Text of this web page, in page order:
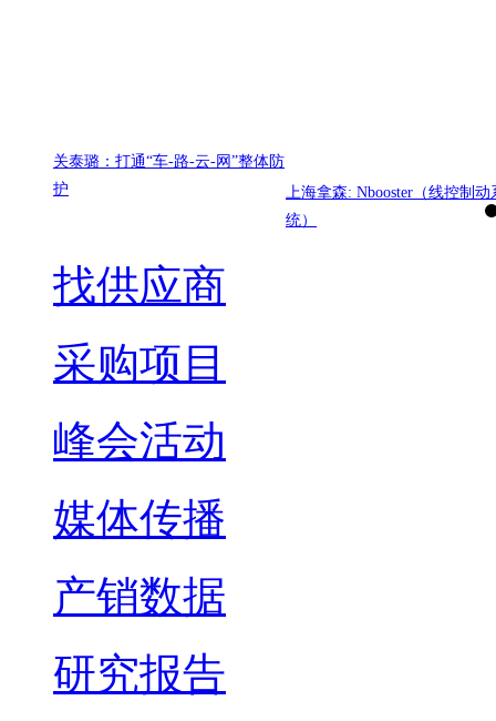
关泰璐：打通“车-路-云-网”整体防
护
上海拿森: Nbooster（线控制动
统）
找供应商
采购项目
峰会活动
媒体传播
产销数据
研究报告